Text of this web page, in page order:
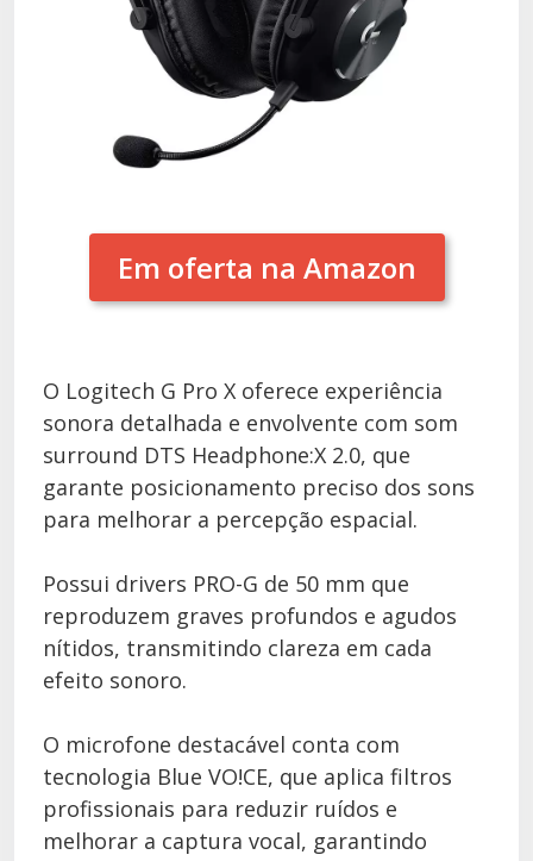
Em oferta na Amazon
O Logitech G Pro X oferece experiência
sonora detalhada e envolvente com som
surround DTS Headphone:X 2.0, que
garante posicionamento preciso dos sons
para melhorar a percepção espacial.
Possui drivers PRO-G de 50 mm que
reproduzem graves profundos e agudos
nítidos, transmitindo clareza em cada
efeito sonoro.
O microfone destacável conta com
tecnologia Blue VO!CE, que aplica filtros
profissionais para reduzir ruídos e
melhorar a captura vocal, garantindo